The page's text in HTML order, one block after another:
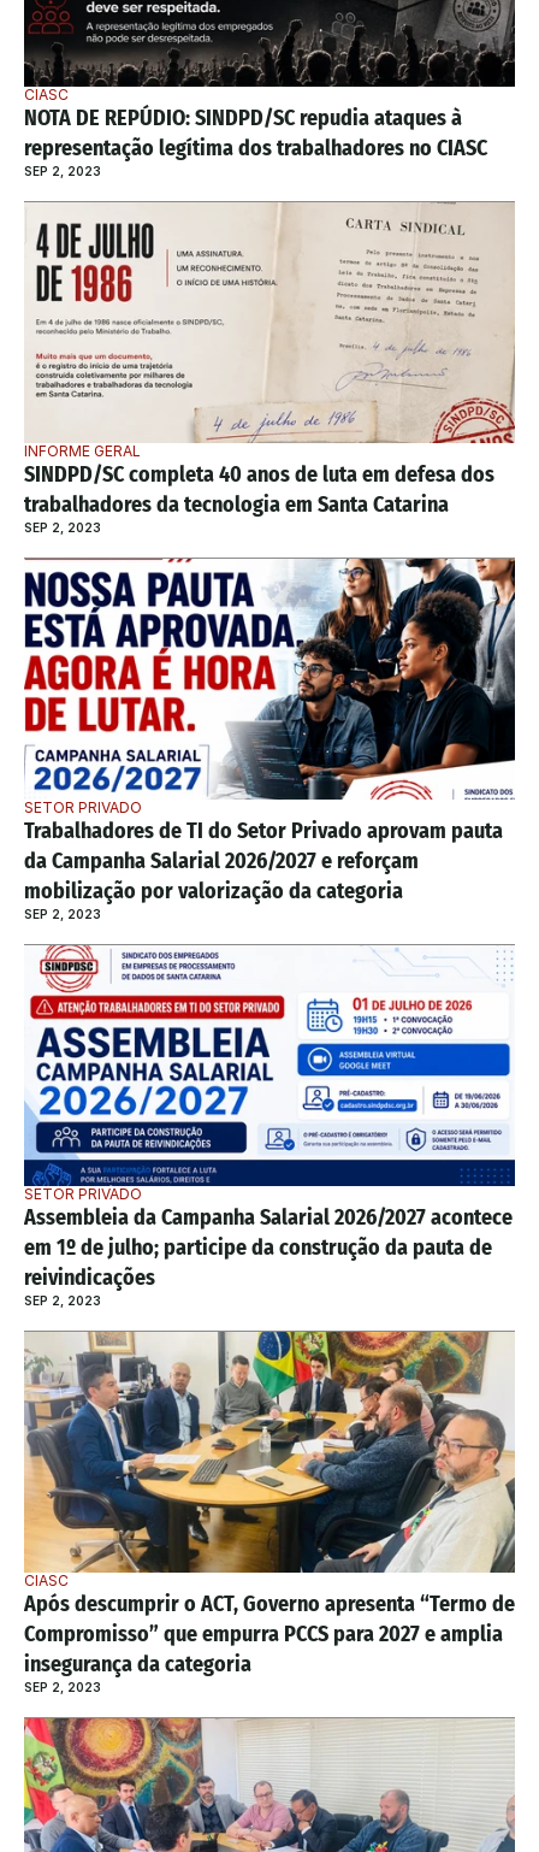
CIASC
NOTA DE REPÚDIO: SINDPD/SC repudia ataques à
representação legítima dos trabalhadores no CIASC
SEP 2, 2023
INFORME GERAL
SINDPD/SC completa 40 anos de luta em defesa dos
trabalhadores da tecnologia em Santa Catarina
SEP 2, 2023
SETOR PRIVADO
Trabalhadores de TI do Setor Privado aprovam pauta
da Campanha Salarial 2026/2027 e reforçam
mobilização por valorização da categoria
SEP 2, 2023
SETOR PRIVADO
Assembleia da Campanha Salarial 2026/2027 acontece
em 1º de julho; participe da construção da pauta de
reivindicações
SEP 2, 2023
CIASC
Após descumprir o ACT, Governo apresenta “Termo de
Compromisso” que empurra PCCS para 2027 e amplia
insegurança da categoria
SEP 2, 2023